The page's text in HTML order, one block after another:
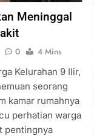
Meninggal
0
4 Mins
Kelurahan 9 Ilir,
seorang
kamar rumahnya
perhatian warga
pentingnya